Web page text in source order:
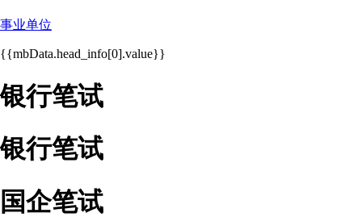
事业单位
{{mbData.head_info[0].value}}
银行笔试
银行笔试
国企笔试